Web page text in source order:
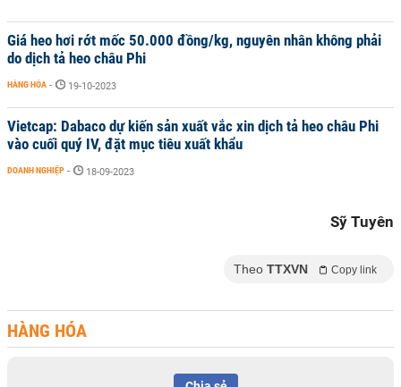
Giá heo hơi rớt mốc 50.000 đồng/kg, nguyên nhân không phải
do dịch tả heo châu Phi
HÀNG HÓA - 19-10-2023
Vietcap: Dabaco dự kiến sản xuất vắc xin dịch tả heo châu Phi
vào cuối quý IV, đặt mục tiêu xuất khẩu
DOANH NGHIỆP - 18-09-2023
Sỹ Tuyên
Theo TTXVN Copy link
HÀNG HÓA